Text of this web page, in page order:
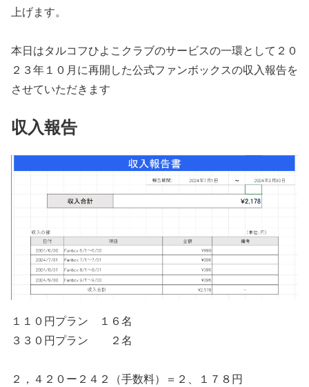
上げます。
本日はタルコフひよこクラブのサービスの一環として２０
２３年１０月に再開した公式ファンボックスの収入報告を
させていただきます
収入報告
１１０円プラン １６名
３３０円プラン ２名
２，４２０ー２４２（手数料）＝２、１７８円